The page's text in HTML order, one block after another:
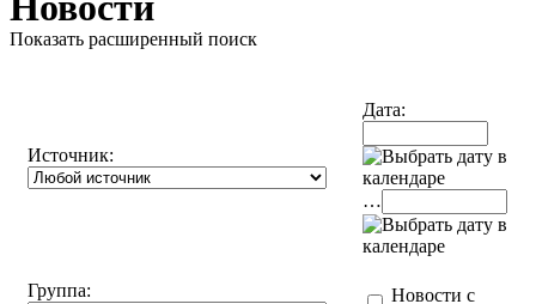
Показать расширенный поиск
Источник:
Дата:
…
Группа:
Новости с